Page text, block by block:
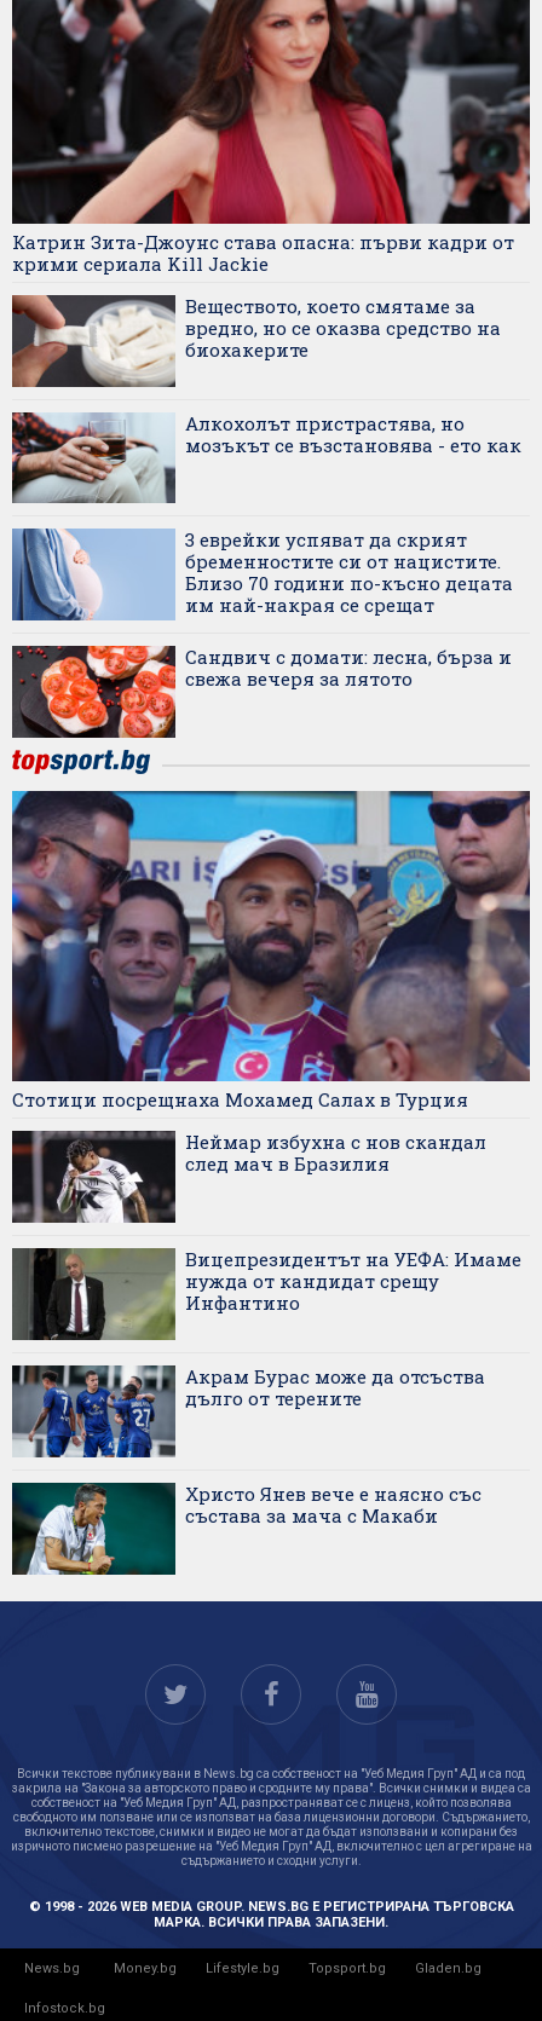
Катрин Зита-Джоунс става опасна: първи кадри от
крими сериала Kill Jackie
Веществото, което смятаме за
вредно, но се оказва средство на
биохакерите
Алкохолът пристрастява, но
мозъкът се възстановява - ето как
3 еврейки успяват да скрият
бременностите си от нацистите.
Близо 70 години по-късно децата
им най-накрая се срещат
Сандвич с домати: лесна, бърза и
свежа вечеря за лятото
Стотици посрещнаха Мохамед Салах в Турция
Неймар избухна с нов скандал
след мач в Бразилия
Вицепрезидентът на УЕФА: Имаме
нужда от кандидат срещу
Инфантино
Акрам Бурас може да отсъства
дълго от терените
Христо Янев вече е наясно със
състава за мача с Макаби
Всички текстове публикувани в News.bg са собственост на "Уеб Медия Груп" АД и са под
закрила на "Закона за авторското право и сродните му права". Всички снимки и видеа са
собственост на "Уеб Медия Груп" АД, разпространяват се с лиценз, който позволява
свободното им ползване или се използват на база лицензионни договори. Съдържанието,
включително текстове, снимки и видео не могат да бъдат използвани и копирани без
изричното писмено разрешение на "Уеб Медия Груп" АД, включително с цел агрегиране на
съдържанието и сходни услуги.
© 1998 - 2026 WEB MEDIA GROUP. NEWS.BG Е РЕГИСТРИРАНА ТЪРГОВСКА
МАРКА. ВСИЧКИ ПРАВА ЗАПАЗЕНИ.
News.bg Money.bg Lifestyle.bg Topsport.bg Gladen.bg
Infostock.bg